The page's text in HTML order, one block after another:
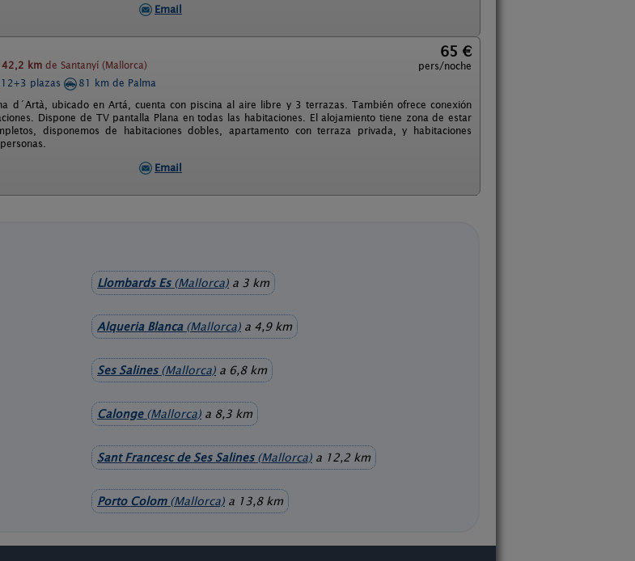
Email
42,2 km de Santanyí (Mallorca)
65 €
pers/noche
12+3 plazas
81 km de Palma
d´Artà, ubicado en Artá, cuenta con piscina al aire libre y 3 terrazas. También ofrece conexión
Dispone de TV pantalla Plana en todas las habitaciones. El alojamiento tiene zona de estar
disponemos de habitaciones dobles, apartamento con terraza privada, y habitaciones
Email
Llombards Es(Mallorca) a 3 km
Alqueria Blanca(Mallorca) a 4,9 km
Ses Salines(Mallorca) a 6,8 km
Calonge(Mallorca) a 8,3 km
Sant Francesc de Ses Salines(Mallorca) a 12,2 km
Porto Colom(Mallorca) a 13,8 km